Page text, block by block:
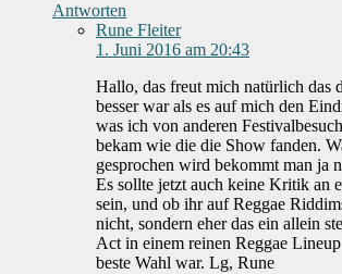
Antworten
Rune Fleiter
1. Juni 2016 am 20:43
Hallo, das freut mich natürlich das
besser war als es auf mich den
was ich von anderen
bekam wie die die Show fanden.
gesprochen wird bekommt man ja
Es sollte jetzt auch keine Kritik an
sein, und ob ihr auf Reggae
nicht, sondern eher das ein allein
Act in einem reinen Reggae
beste Wahl war. Lg, Rune